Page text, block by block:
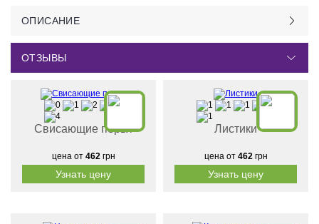
ОПИСАНИЕ
ОТЗЫВЫ
Свисающие перья
цена от 462грн
Узнать цену
Листики
цена от 462грн
Узнать цену